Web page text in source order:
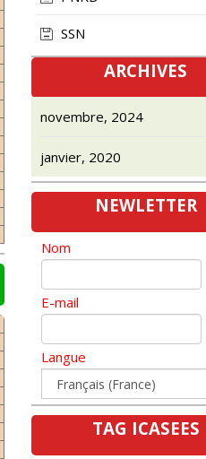
SSN
ARCHIVES
novembre, 2024
janvier, 2020
NEWLETTER
Nom
E-mail
Langue
TAG ICASEES